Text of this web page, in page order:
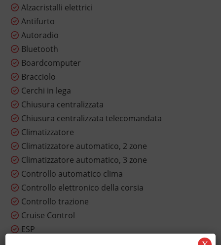
Alzacristalli elettrici
Antifurto
Autoradio
Bluetooth
Boardcomputer
Bracciolo
Cerchi in lega
Chiusura centralizzata
Chiusura centralizzata telecomandata
Climatizzatore
Climatizzatore automatico, 2 zone
Climatizzatore automatico, 3 zone
Controllo automatico clima
Controllo elettronico della corsia
Controllo trazione
Cruise Control
ESP